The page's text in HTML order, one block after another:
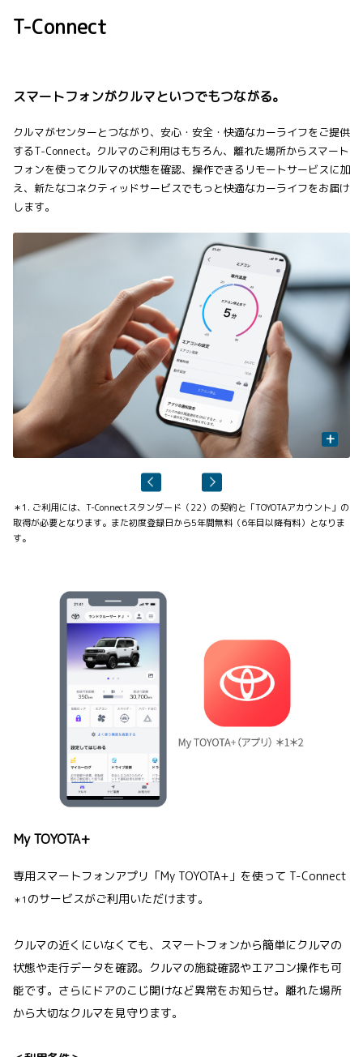
T-Connect
スマートフォンがクルマといつでもつながる。
クルマがセンターとつながり、安心・安全・快適なカーライフをご提供
するT-Connect。クルマのご利用はもちろん、離れた場所からスマート
フォンを使ってクルマの状態を確認、操作できるリモートサービスに加
え、新たなコネクティッドサービスでもっと快適なカーライフをお届け
します。
+
＊1. ご利用には、T-Connectスタンダード（22）の契約と「TOYOTAアカウント」の
取得が必要となります。また初度登録日から5年間無料（6年目以降有料）となりま
す。
My TOYOTA+
専用スマートフォンアプリ「My TOYOTA+」を使って T-Connect
＊1 のサービスがご利用いただけます。
クルマの近くにいなくても、スマートフォンから簡単にクルマの
状態や走行データを確認。クルマの施錠確認やエアコン操作も可
能です。さらにドアのこじ開けなど異常をお知らせ。離れた場所
から大切なクルマを見守ります。